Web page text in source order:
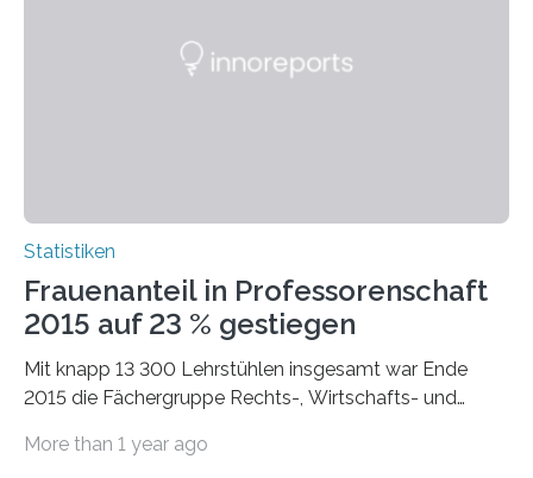
Statistiken
Frauenanteil in Professorenschaft
2015 auf 23 % gestiegen
Mit knapp 13 300 Lehrstühlen insgesamt war Ende
2015 die Fächergruppe Rechts-, Wirtschafts- und
bei…
More than 1 year ago